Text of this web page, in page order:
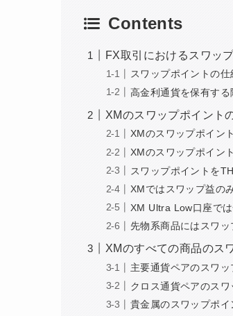
Contents
FX取引におけるスワッ
スワップポイントの仕
高金利通貨を保有する
XMのスワップポイント
XMのスワップポイン
XMのスワップポイン
スワップポイントを
XMではスワップ益の
XM Ultra Low口座で
先物系商品にはスワ
XMのすべての商品のス
主要通貨ペアのスワッ
クロス通貨ペアのス
貴金属のスワップポイ